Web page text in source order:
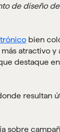
de diseño
bien
atractivo y
destaque
resultan
sobre